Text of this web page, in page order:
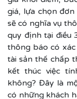
giá, lựa chọn
sẽ có nghĩa vụ
quy định tại điều
thông báo có
tài sản thế chấp
kết thúc việc
không? Đây là
có những khách